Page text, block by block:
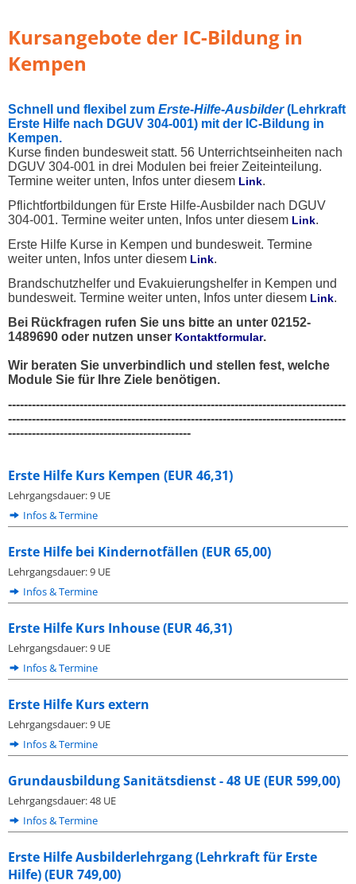
Kursangebote der IC-Bildung in
Kempen
Schnell und flexibel zum Erste-Hilfe-Ausbilder(Lehrkraft
Erste Hilfe nach DGUV 304-001) mit der IC-Bildung in
Kempen.
Kurse finden bundesweit statt. 56 Unterrichtseinheiten nach
DGUV 304-001 in drei Modulen bei freier Zeiteinteilung.
Termine weiter unten, Infos unter diesem Link.
Pflichtfortbildungen für Erste Hilfe-Ausbilder nach DGUV
304-001. Termine weiter unten, Infos unter diesem Link.
Erste Hilfe Kurse in Kempen und bundesweit. Termine
weiter unten, Infos unter diesem Link.
Brandschutzhelfer und Evakuierungshelfer in Kempen und
bundesweit. Termine weiter unten, Infos unter diesem Link.
Bei Rückfragen rufen Sie uns bitte an unter 02152-
1489690 oder nutzen unser Kontaktformular.
Wir beraten Sie unverbindlich und stellen fest, welche
Module Sie für Ihre Ziele benötigen.
-------------------------------------------------------------------------------------
-------------------------------------------------------------------------------------
----------------------------------------------
Erste Hilfe Kurs Kempen (EUR 46,31)
Lehrgangsdauer: 9 UE
Infos & Termine
Erste Hilfe bei Kindernotfällen (EUR 65,00)
Lehrgangsdauer: 9 UE
Infos & Termine
Erste Hilfe Kurs Inhouse (EUR 46,31)
Lehrgangsdauer: 9 UE
Infos & Termine
Erste Hilfe Kurs extern
Lehrgangsdauer: 9 UE
Infos & Termine
Grundausbildung Sanitätsdienst - 48 UE (EUR 599,00)
Lehrgangsdauer: 48 UE
Infos & Termine
Erste Hilfe Ausbilderlehrgang (Lehrkraft für Erste
Hilfe) (EUR 749,00)